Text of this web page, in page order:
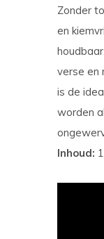
Zonder
en
verse en
is de
worden
Inhoud: